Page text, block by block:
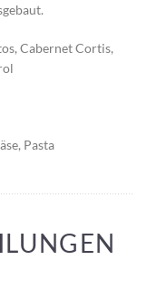
Cabernet Cortis,
Pasta